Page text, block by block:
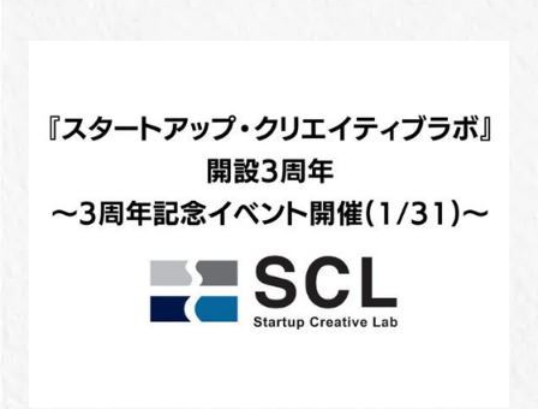
インタビュー・コラム
ニュース・掲示板